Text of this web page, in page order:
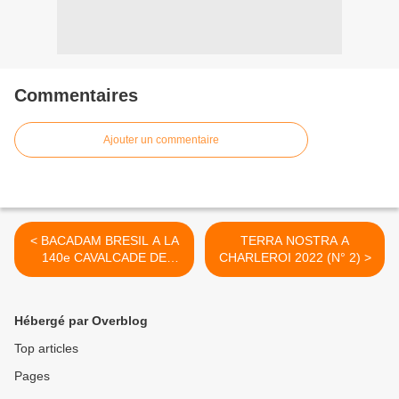
Commentaires
Ajouter un commentaire
< BACADAM BRESIL A LA
140e CAVALCADE DE
FLEURUS 2022
TERRA NOSTRA A
CHARLEROI 2022 (N° 2) >
Hébergé par Overblog
Top articles
Pages